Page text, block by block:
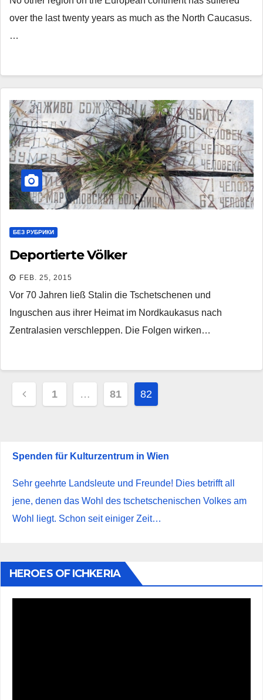
over the last twenty years as much as the North Caucasus.
…
БЕЗ РУБРИКИ
Deportierte Völker
FEB. 25, 2015
Vor 70 Jahren ließ Stalin die Tschetschenen und
Inguschen aus ihrer Heimat im Nordkaukasus nach
Zentralasien verschleppen. Die Folgen wirken…
Seitennummerierung
der
1 … 81 82
Spenden für Kulturzentrum in Wien
Sehr geehrte Landsleute und Freunde! Dies betrifft all
jene, denen das Wohl des tschetschenischen Volkes am
Wohl liegt. Schon seit einiger Zeit…
HEROES OF ICHKERIA